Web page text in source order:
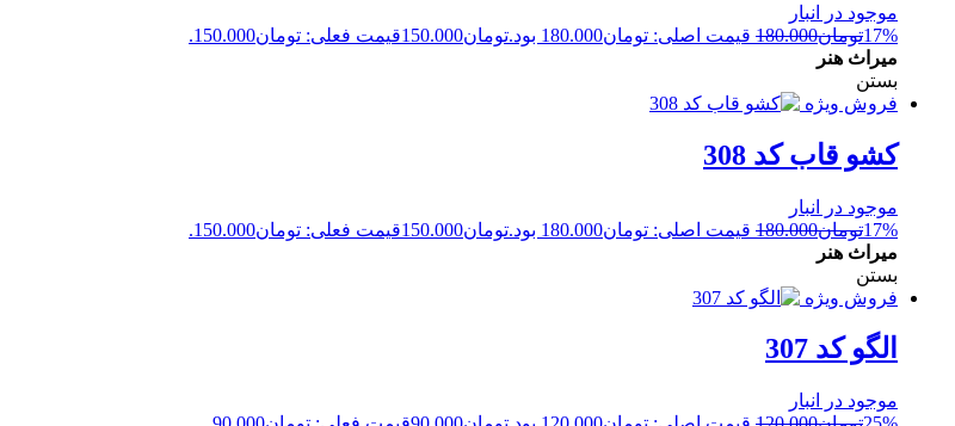
موجود در انبار
17%تومان180.000 قیمت اصلی: تومان180.000 بود. تومان150.000قیمت فعلی: تومان150.000.
میراث هنر
بستن
فروش ویژه
کشو قاب کد 308
موجود در انبار
17%تومان180.000 قیمت اصلی: تومان180.000 بود. تومان150.000قیمت فعلی: تومان150.000.
میراث هنر
بستن
فروش ویژه
الگو کد 307
موجود در انبار